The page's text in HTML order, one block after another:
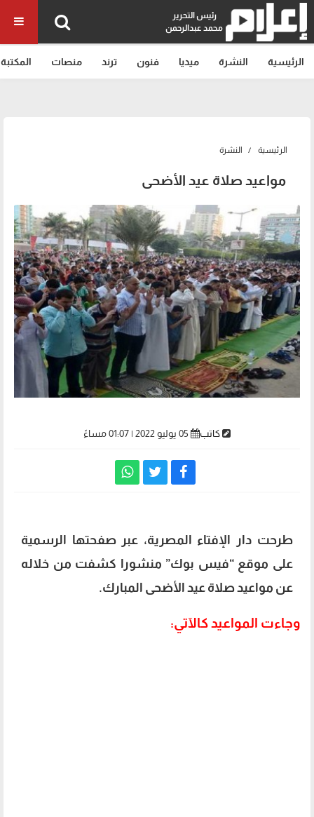
رئيس التحرير
محمد عبدالرحمن
الرئيسية النشرة ميديا فنون ترند منصات المكتبة
الرئيسية النشرة
مواعيد صلاة عيد الأضحى
كاتب
طرحت دار الإفتاء المصرية، عبر صفحتها الرسمية
على موقع “فيس بوك” منشورا كشفت من خلاله
عن مواعيد صلاة عيد الأضحى المبارك.
وجاءت المواعيد كالآتي: